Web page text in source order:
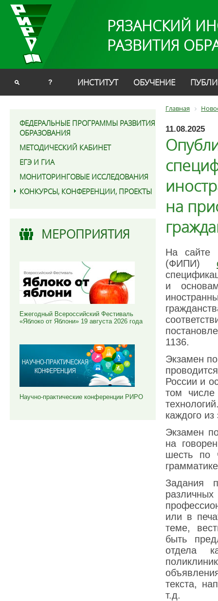
РЯЗАНСКИЙ
РАЗВИТИЯ
? ИНСТИТУТ ОБУЧЕНИЕ
ФЕДЕРАЛЬНЫЕ ПРОГРАММЫ РАЗВИТИЯ
ОБРАЗОВАНИЯ
МЕТОДИЧЕСКИЙ КАБИНЕТ
ЕГЭ И ГИА
МОНИТОРИНГОВЫЕ ИССЛЕДОВАНИЯ
КОНКУРСЫ, КОНФЕРЕНЦИИ, ПРОЕКТЫ
МЕРОПРИЯТИЯ
Ежегодный Всероссийский Фестиваль
«Яблоко от Яблони» 19 августа 2026 года
Научно-практические конференции РИРО
Главная
11.08.2025
на
На сайте
(ФИПИ)
и
1136.
Экзамен
России и
том числе
каждого
Экзамен
на
шесть по
Задания
или в
теме,
быть
отдела
текста,
т.д.